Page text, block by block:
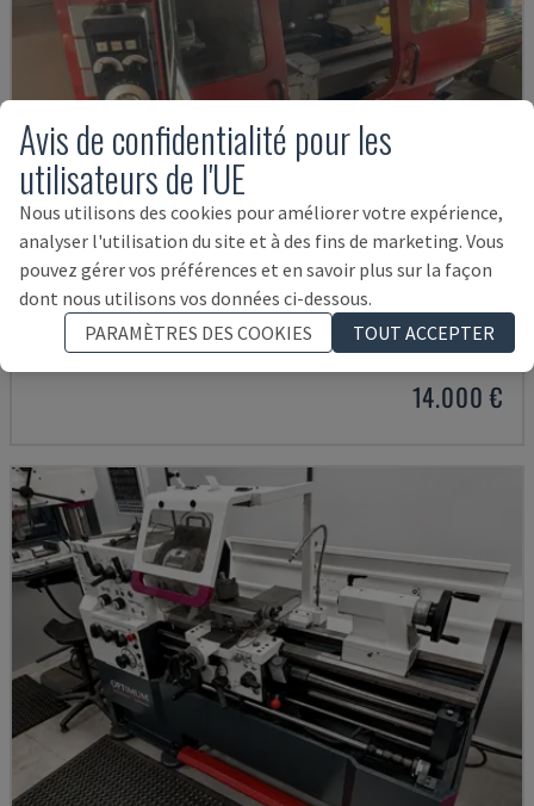
EMCOMAT 200X1000
EMCO - TOUR HORIZONTAL
ALLEMAGNE 2001
14.000 €
Avis de confidentialité pour les
utilisateurs de l'UE
Nous utilisons des cookies pour améliorer votre expérience,
analyser l'utilisation du site et à des fins de marketing. Vous
pouvez gérer vos préférences et en savoir plus sur la façon
dont nous utilisons vos données ci-dessous.
PARAMÈTRES DES COOKIES
TOUT ACCEPTER